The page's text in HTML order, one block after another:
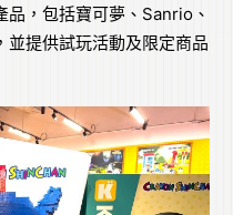
，包括寶可夢、Sanrio、
並提供試玩活動及限定商品